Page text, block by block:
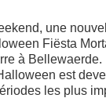
une
Fiësta
à Bellewaerde.
est
les plus